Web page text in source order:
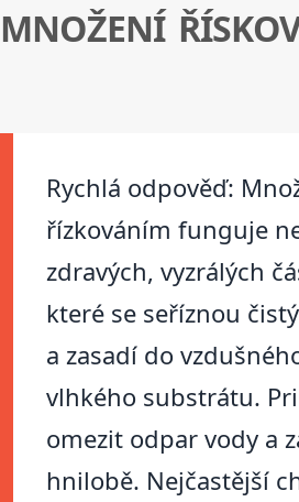
MNOŽENÍ
Rychlá odpověď:
řízkováním funguje
zdravých, vyzrálých
které se seříznou
a zasadí do
vlhkého substrátu.
omezit odpar vody a
hnilobě. Nejčastější